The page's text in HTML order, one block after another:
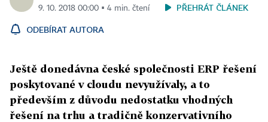
9. 10. 2018 00:00 ▪ 4 min. čtení
PŘEHRÁT ČLÁNEK
ODEBÍRAT AUTORA
Ještě donedávna české společnosti ERP řešení
poskytované v cloudu nevyužívaly, a to
především z důvodu nedostatku vhodných
řešení na trhu a tradičně konzervativního